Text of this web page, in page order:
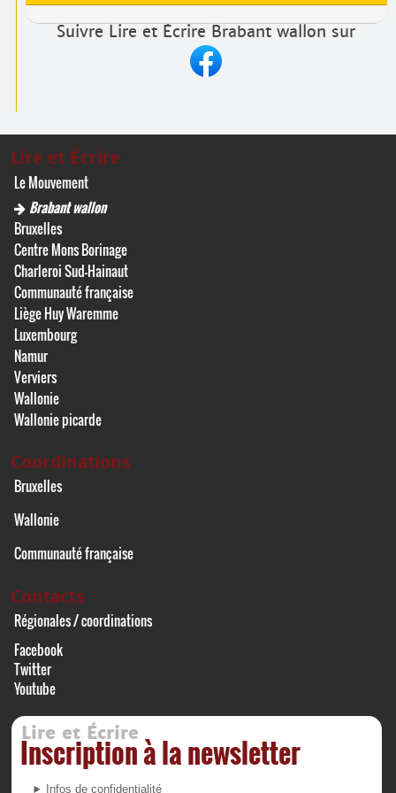
Suivre Lire et Écrire Brabant wallon sur
Lire et Écrire
Le Mouvement
Brabant wallon
Bruxelles
Centre Mons Borinage
Charleroi Sud-Hainaut
Communauté française
Liège Huy Waremme
Luxembourg
Namur
Verviers
Wallonie
Wallonie picarde
Coordinations
Bruxelles
Wallonie
Communauté française
Contacts
Régionales / coordinations
Facebook
Twitter
Youtube
Lire et Écrire
Inscription à la newsletter
Infos de confidentialité